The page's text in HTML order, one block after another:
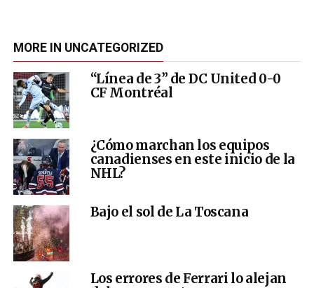
MORE IN UNCATEGORIZED
“Línea de 3” de DC United 0-0
CF Montréal
¿Cómo marchan los equipos
canadienses en este inicio de la
NHL?
Bajo el sol de La Toscana
Los errores de Ferrari lo alejan